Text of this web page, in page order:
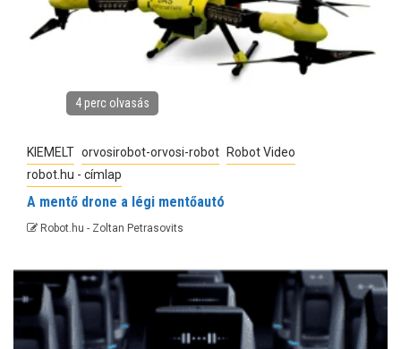
4 perc olvasás
KIEMELT orvosirobot-orvosi-robot
Robot Video
robot.hu - címlap
A mentő drone a légi mentőautó
Robot.hu - Zoltan Petrasovits